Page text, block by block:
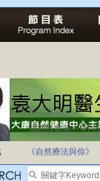
法治社會並不等同
《自然療法與你》